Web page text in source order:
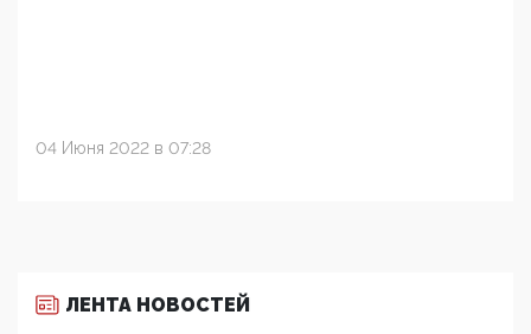
04 Июня 2022 в 07:28
ЛЕНТА НОВОСТЕЙ